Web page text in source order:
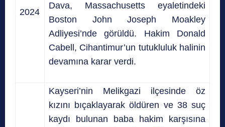
2024
Dava, Massachusetts eyaletindeki
Boston John Joseph Moakley
Adliyesi’nde görüldü. Hakim Donald
Cabell, Cihantimur’un tutukluluk halinin
devamına karar verdi.
Kayseri’nin Melikgazi ilçesinde öz
kızını bıçaklayarak öldüren ve 38 suç
kaydı bulunan baba hakim karşısına